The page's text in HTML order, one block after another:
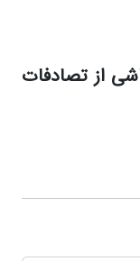
از تصادفات